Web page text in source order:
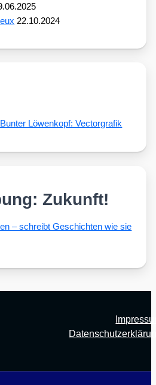
22.10.2024
Zukunft!
– schreibt Geschich­ten wie sie